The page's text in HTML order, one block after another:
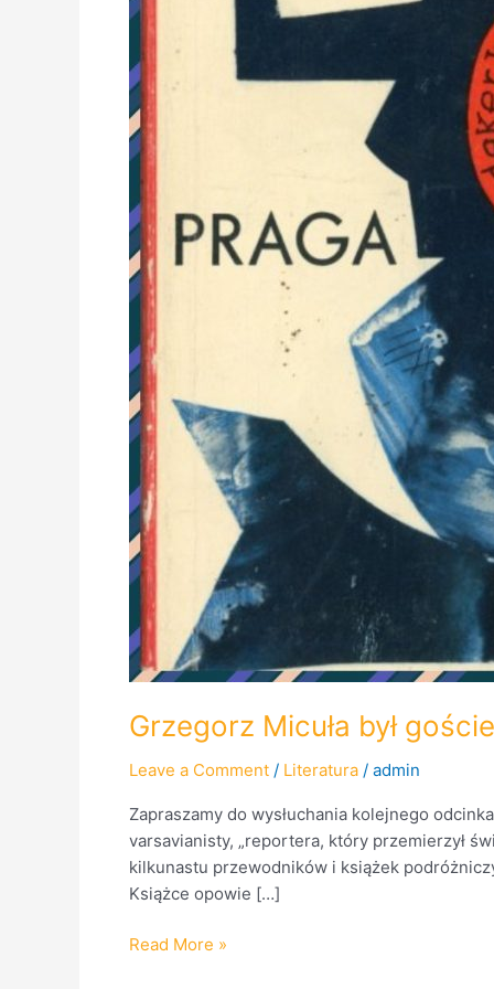
Grzegorz Micuła był
Leave a Comment / Literatura / admin
Zapraszamy do wysłuchania kolejnego
varsavianisty, „reportera, który przemierzył
kilkunastu przewodników i książek
Książce opowie […]
Read More »